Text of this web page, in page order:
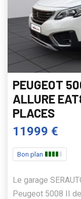
PEUGEOT
ALLURE
PLACES
11999 €
Bon plan
Le garage
Peugeot 5008 II